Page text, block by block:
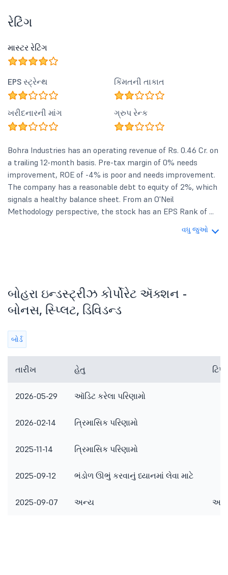
રેટિંગ
માસ્ટર રેટિંગ
EPS સ્ટ્રેન્થ કિંમતની તાકાત
ખરીદનારની માંગ ગ્રુપ રેન્ક
Bohra Industries has an operating revenue of Rs. 0.46 Cr. on
a trailing 12-month basis. Pre-tax margin of 0% needs
improvement, ROE of -4% is poor and needs improvement.
The company has a reasonable debt to equity of 2%, which
signals a healthy balance sheet. From an O'Neil
Methodology perspective, the stock has an EPS Rank of ...
વધુ જુઓ
બોહરા ઇન્ડસ્ટ્રીઝ કોર્પોરેટ ઍક્શન -
બોનસ, સ્પ્લિટ, ડિવિડન્ડ
બોર્ડ
તારીખ હેતુ
2026-05-29 ઑડિટ કરેલા પરિણામો
2026-02-14 ત્રિમાસિક પરિણામો
2025-11-14 ત્રિમાસિક પરિણામો
2025-09-12 ભંડોળ ઊભું કરવાનું ધ્યાનમાં લેવા માટે
2025-09-07 અન્ય